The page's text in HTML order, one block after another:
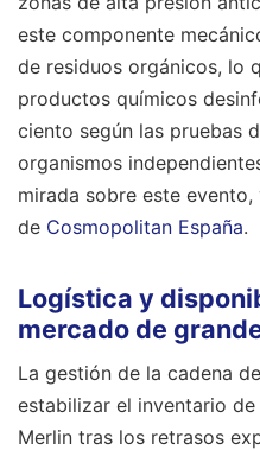
este componente
de residuos orgánicos, lo
productos químicos
ciento según las pruebas
organismos
mirada sobre este
de Cosmopolitan España.
Logística y
mercado de
La gestión de la cadena
estabilizar el inventario
Merlin tras los retrasos